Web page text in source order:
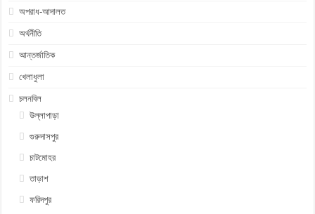
অপরাধ-আদালত
অর্থনীতি
আন্তর্জাতিক
খেলাধুলা
চলনবিল
উল্লাপাড়া
গুরুদাসপুর
চাটমোহর
তাড়াশ
ফরিদপুর